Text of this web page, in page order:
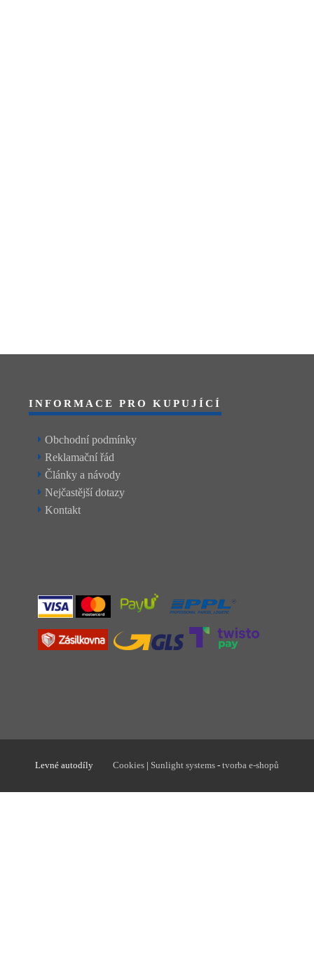
INFORMACE PRO KUPUJÍCÍ
Obchodní podmínky
Reklamační řád
Články a návody
Nejčastější dotazy
Kontakt
Levné autodíly Cookies | Sunlight systems - tvorba e-shopů